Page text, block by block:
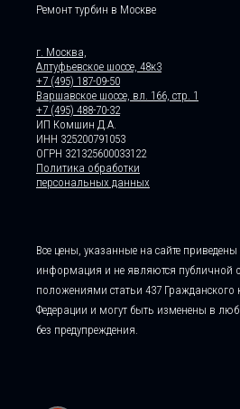
Ремонт турбин в Москве
г. Москва,
Алтуфьевское шоссе, 48к3
+7 (495) 187-09-50
Варшавское шоссе, вл. 166, стр. 1
+7 (495) 488-70-32
ИП Комшин Д.А.
ИНН 325200791053
ОГРН 321325600033122
Политика обработки
персональных данных
Все цены, указанные на сайте
информация и не являются публичной
положениями статьи 437 Гражданского
Федерации и могут быть изменены в
без предупреждения.